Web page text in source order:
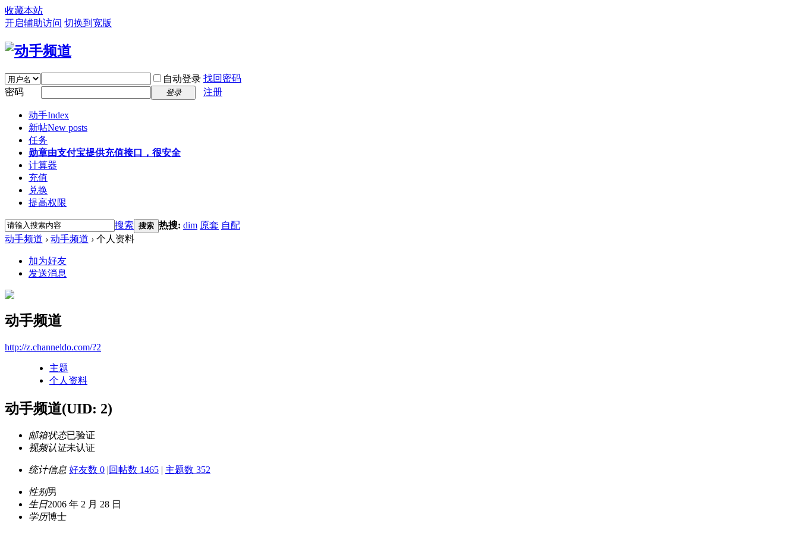
收藏本站
开启辅助访问 切换到宽版
自动登录 找回密码
密码
登录 注册
动手Index
新帖New posts
任务
勋章由支付宝提供充值接口，很安全
计算器
充值
兑换
提高权限
搜索 搜索 热搜: dim 原套 自配
动手频道 › 动手频道 › 个人资料
加为好友
发送消息
动手频道
http://z.channeldo.com/?2
主题
个人资料
动手频道(UID: 2)
邮箱状态已验证
视频认证未认证
统计信息 好友数 0 |回帖数 1465 | 主题数 352
性别男
生日2006 年 2 月 28 日
学历博士